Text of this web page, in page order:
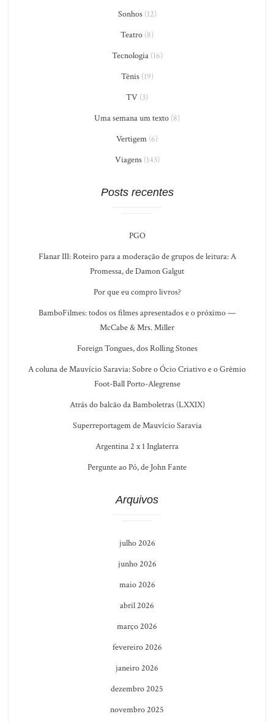
Sonhos(12)
Teatro (8)
Tecnologia(16)
Tênis(19)
TV (3)
Uma semana um texto (8)
Vertigem (6)
Viagens(143)
Posts recentes
PGO
Flanar III: Roteiro para a moderação de grupos de leitura: A
Promessa, de Damon Galgut
Por que eu compro livros?
BamboFilmes: todos os filmes apresentados e o próximo —
McCabe & Mrs. Miller
Foreign Tongues, dos Rolling Stones
A coluna de Mauvício Saravia: Sobre o Ócio Criativo e o Grêmio
Foot-Ball Porto-Alegrense
Atrás do balcão da Bamboletras (LXXIX)
Superreportagem de Mauvício Saravia
Argentina 2 x 1 Inglaterra
Pergunte ao Pó, de John Fante
Arquivos
julho 2026
junho 2026
maio 2026
abril 2026
março 2026
fevereiro 2026
janeiro 2026
dezembro 2025
novembro 2025